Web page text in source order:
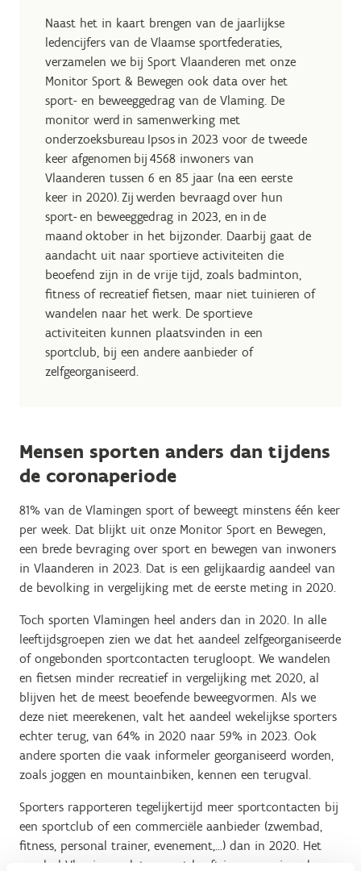
Naast het in kaart brengen van de jaarlijkse
ledencijfers van de Vlaamse sportfederaties,
verzamelen we bij Sport Vlaanderen met onze
Monitor Sport & Bewegen ook data over het
sport- en beweeggedrag van de Vlaming. De
monitor werd in samenwerking met
onderzoeksbureau Ipsos in 2023 voor de tweede
keer afgenomen bij 4568 inwoners van
Vlaanderen tussen 6 en 85 jaar (na een eerste
keer in 2020). Zij werden bevraagd over hun
sport- en beweeggedrag in 2023, en in de
maand oktober in het bijzonder. Daarbij gaat de
aandacht uit naar sportieve activiteiten die
beoefend zijn in de vrije tijd, zoals badminton,
fitness of recreatief fietsen, maar niet tuinieren of
wandelen naar het werk. De sportieve
activiteiten kunnen plaatsvinden in een
sportclub, bij een andere aanbieder of
zelfgeorganiseerd.
Mensen sporten anders dan tijdens
de coronaperiode
81% van de Vlamingen sport of beweegt minstens één keer
per week. Dat blijkt uit onze Monitor Sport en Bewegen,
een brede bevraging over sport en bewegen van inwoners
in Vlaanderen in 2023. Dat is een gelijkaardig aandeel van
de bevolking in vergelijking met de eerste meting in 2020.
Toch sporten Vlamingen heel anders dan in 2020. In alle
leeftijdsgroepen zien we dat het aandeel zelfgeorganiseerde
of ongebonden sportcontacten terugloopt. We wandelen
en fietsen minder recreatief in vergelijking met 2020, al
blijven het de meest beoefende beweegvormen. Als we
deze niet meerekenen, valt het aandeel wekelijkse sporters
echter terug, van 64% in 2020 naar 59% in 2023. Ook
andere sporten die vaak informeler georganiseerd worden,
zoals joggen en mountainbiken, kennen een terugval.
Sporters rapporteren tegelijkertijd meer sportcontacten bij
een sportclub of een commerciële aanbieder (zwembad,
fitness, personal trainer, evenement,…) dan in 2020. Het
aandeel Vlamingen dat gesport heeft in georganiseerd